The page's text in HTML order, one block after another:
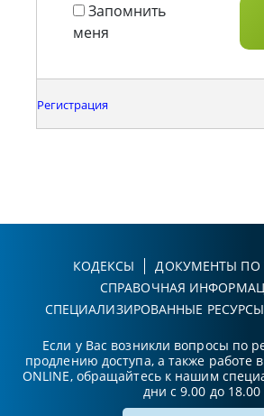
Запомнить
меня
Регистрация
КОДЕКСЫ
ДОКУМЕНТЫ ПО
СПРАВОЧНАЯ
СПЕЦИАЛИЗИРОВАННЫЕ РЕСУРСЫ
Если у Вас возникли вопросы по
продлению доступа, а также работе
ONLINE, обращайтесь к нашим
дни с 9.00 до 18.00